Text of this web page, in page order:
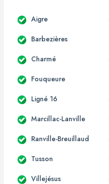
Aigre
Barbezières
Charmé
Fouqueure
Ligné 16
Marcillac-Lanville
Ranville-Breuillaud
Tusson
Villejésus